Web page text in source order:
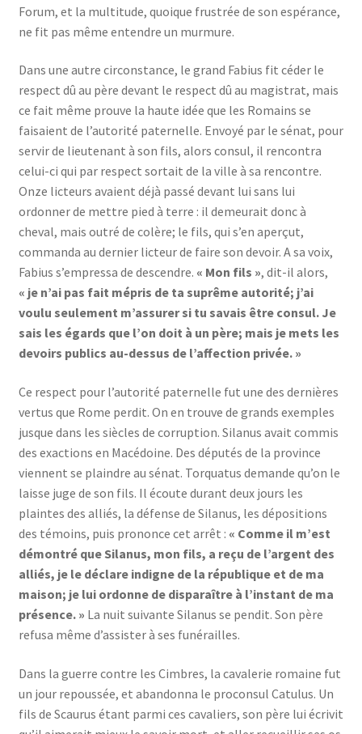
Forum, et la multitude, quoique frustrée de son espérance,
ne fit pas même entendre un murmure.
Dans une autre circonstance, le grand Fabius fit céder le
respect dû au père devant le respect dû au magistrat, mais
ce fait même prouve la haute idée que les Romains se
faisaient de l’autorité paternelle. Envoyé par le sénat, pour
servir de lieutenant à son fils, alors consul, il rencontra
celui-ci qui par respect sortait de la ville à sa rencontre.
Onze licteurs avaient déjà passé devant lui sans lui
ordonner de mettre pied à terre : il demeurait donc à
cheval, mais outré de colère; le fils, qui s’en aperçut,
commanda au dernier licteur de faire son devoir. A sa voix,
Fabius s’empressa de descendre. « Mon fils », dit-il alors,
« je n’ai pas fait mépris de ta suprême autorité; j’ai
voulu seulement m’assurer si tu savais être consul. Je
sais les égards que l’on doit à un père; mais je mets les
devoirs publics au-dessus de l’affection privée. »
Ce respect pour l’autorité paternelle fut une des dernières
vertus que Rome perdit. On en trouve de grands exemples
jusque dans les siècles de corruption. Silanus avait commis
des exactions en Macédoine. Des députés de la province
viennent se plaindre au sénat. Torquatus demande qu’on le
laisse juge de son fils. Il écoute durant deux jours les
plaintes des alliés, la défense de Silanus, les dépositions
des témoins, puis prononce cet arrêt : « Comme il m’est
démontré que Silanus, mon fils, a reçu de l’argent des
alliés, je le déclare indigne de la république et de ma
maison; je lui ordonne de disparaître à l’instant de ma
présence. » La nuit suivante Silanus se pendit. Son père
refusa même d’assister à ses funérailles.
Dans la guerre contre les Cimbres, la cavalerie romaine fut
un jour repoussée, et abandonna le proconsul Catulus. Un
fils de Scaurus étant parmi ces cavaliers, son père lui écrivit